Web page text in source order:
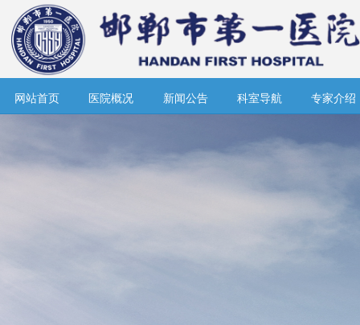
网站首页 医院概况 新闻公告 科室导航 专家介绍